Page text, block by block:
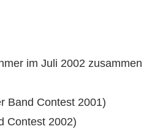
im Juli 2002 zusammen
Band Contest 2001)
Contest 2002)